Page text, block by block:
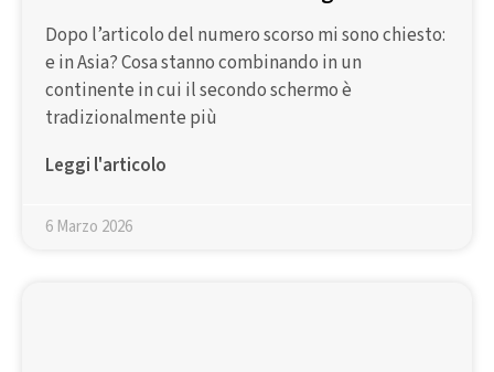
Dopo l’articolo del numero scorso mi sono chiesto:
e in Asia? Cosa stanno combinando in un
continente in cui il secondo schermo è
tradizionalmente più
Leggi l'articolo
6 Marzo 2026